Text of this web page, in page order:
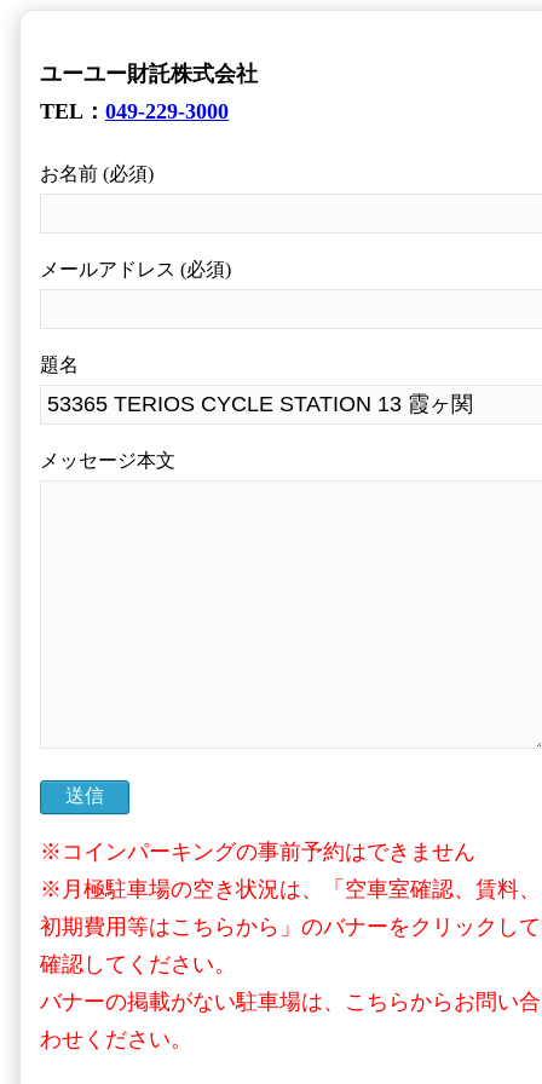
ユーユー財託株式会社
TEL： 049-229-3000
お名前 (必須)
メールアドレス (必須)
題名
メッセージ本文
※コインパーキングの事前予約はできません
※月極駐車場の空き状況は、「空車室確認、賃料、
初期費用等はこちらから」のバナーをクリックして
確認してください。
バナーの掲載がない駐車場は、こちらからお問い合
わせください。